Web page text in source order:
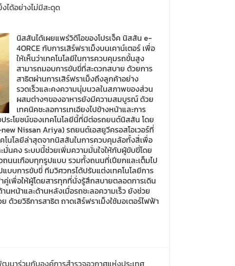
ได้อย่างไม่มีสะดุด
นิสสันได้เผยแพร่วิดีโอของโปรเจ็ค นิสสัน e-
4ORCE กับการเสิร์ฟราเม็งบนเคาน์เตอร์ เพื่อ
ให้เห็นว่าเทคโนโลยีในการควบคุมรถขั้นสูง
สามารถมอบการขับขี่ที่สะดวกสบาย ด้วยการ
สาธิตผ่านการเสิร์ฟราเม็งถึงลูกค้าอย่าง
รวดเร็วและคงความนุ่มนวลในสภาพของส่วน
ผสมต่างๆของอาหารยังมีความสมบูรณ์ ด้วย
เทคนิคชะลอการเทเอียงไปข้างหน้าและการ
ระโยชน์ของเทคโนโลยีนี้ที่มีต่อรถยนต์นิสสัน โดย
Nissan Ariya) รถยนต์เอสยูวีครอสโอเวอร์ที่
นโลยีล่าสุดจากนิสสันในการควบคุมล้อทั้งสี่เพื่อ
มั่นคง ระบบนี้ช่วยเพิ่มความมั่นใจให้กับผู้ขับขี่โดย
นนเกือบทุกรูปแบบ รวมทั้งถนนที่เปียกและเต็มไป
บบการขับขี่ ทีมวิศวกรได้ปรับแต่งเทคโนโลยีการ
เพื่อให้ผู้โดยสารทุกที่นั่งรู้สึกสบายตลอดการเดิน
หน้าและด้านหลังเมื่อรถชะลอความเร็ว ยังช่วย
ด้วยวิธีการสาธิต ถาดเสิร์ฟราเม็งใช้มอเตอร์ไฟฟ้า
าร่วมกับองค์การสำรวจอวกาศแห่งประเทศ